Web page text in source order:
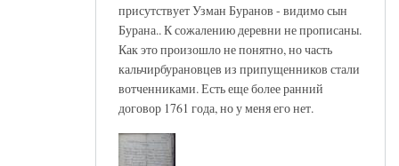
присутствует Узман Буранов - видимо сын
Бурана.. К сожалению деревни не прописаны.
Как это произошло не понятно, но часть
кальчирбурановцев из припущенников стали
вотченниками. Есть еще более ранний
договор 1761 года, но у меня его нет.